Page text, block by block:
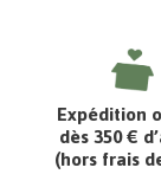
Expédition
dès 350 €
(hors frais